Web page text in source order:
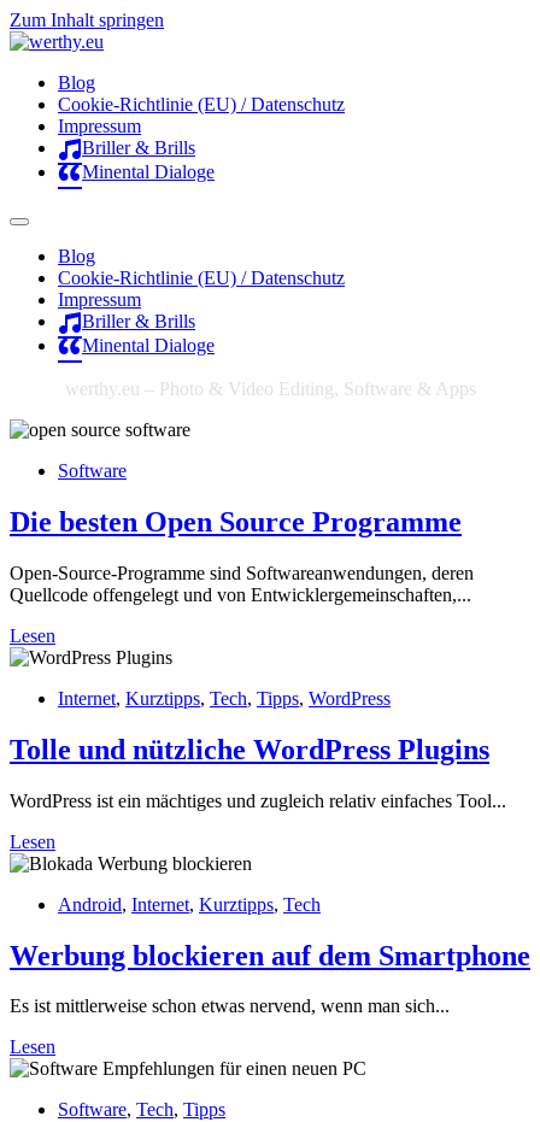
Zum Inhalt springen
Blog
Cookie-Richtlinie (EU) / Datenschutz
Impressum
Briller & Brills
Minental Dialoge
Blog
Cookie-Richtlinie (EU) / Datenschutz
Impressum
Briller & Brills
Minental Dialoge
werthy.eu – Photo & Video Editing, Software & Apps
Software
Die besten Open Source Programme
Open-Source-Programme sind Softwareanwendungen, deren
Quellcode offengelegt und von Entwicklergemeinschaften,...
Lesen
Internet, Kurztipps, Tech, Tipps, WordPress
Tolle und nützliche WordPress Plugins
WordPress ist ein mächtiges und zugleich relativ einfaches Tool...
Lesen
Android, Internet, Kurztipps, Tech
Werbung blockieren auf dem Smartphone
Es ist mittlerweise schon etwas nervend, wenn man sich...
Lesen
Software, Tech, Tipps